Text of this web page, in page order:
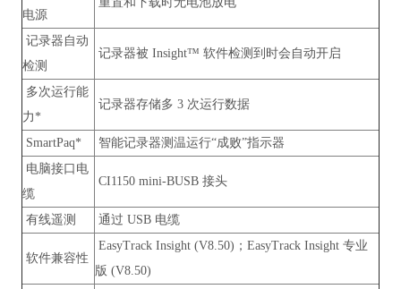
电源
记录器自动
检测
记录器被 Insight™ 软件检测到时会自动开启
多次运行能
力*
记录器存储多 3 次运行数据
SmartPaq*
智能记录器测温运行“成败”指示器
电脑接口电
缆
CI1150 mini-BUSB 接头
有线遥测 通过 USB 电缆
软件兼容性
EasyTrack Insight (V8.50)；EasyTrack Insight 专业
版 (V8.50)